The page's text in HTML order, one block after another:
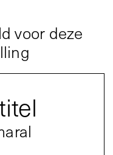
voor deze